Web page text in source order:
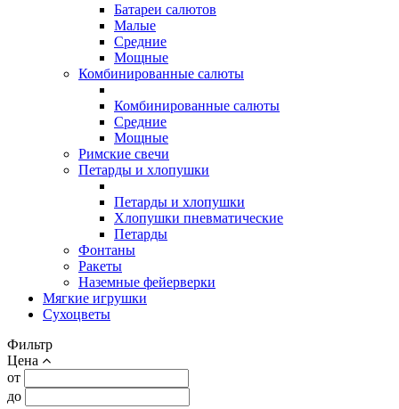
Батареи салютов
Малые
Средние
Мощные
Комбинированные салюты
Комбинированные салюты
Средние
Мощные
Римские свечи
Петарды и хлопушки
Петарды и хлопушки
Хлопушки пневматические
Петарды
Фонтаны
Ракеты
Наземные фейерверки
Мягкие игрушки
Сухоцветы
Фильтр
Цена
от
до